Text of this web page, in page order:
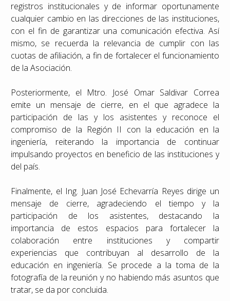
registros institucionales y de informar oportunamente
cualquier cambio en las direcciones de las instituciones,
con el fin de garantizar una comunicación efectiva. Así
mismo, se recuerda la relevancia de cumplir con las
cuotas de afiliación, a fin de fortalecer el funcionamiento
de la Asociación.
Posteriormente, el Mtro. José Omar Saldivar Correa
emite un mensaje de cierre, en el que agradece la
participación de las y los asistentes y reconoce el
compromiso de la Región II con la educación en la
ingeniería, reiterando la importancia de continuar
impulsando proyectos en beneficio de las instituciones y
del país.
Finalmente, el Ing. Juan José Echevarría Reyes dirige un
mensaje de cierre, agradeciendo el tiempo y la
participación de los asistentes, destacando la
importancia de estos espacios para fortalecer la
colaboración entre instituciones y compartir
experiencias que contribuyan al desarrollo de la
educación en ingeniería. Se procede a la toma de la
fotografía de la reunión y no habiendo más asuntos que
tratar, se da por concluida.